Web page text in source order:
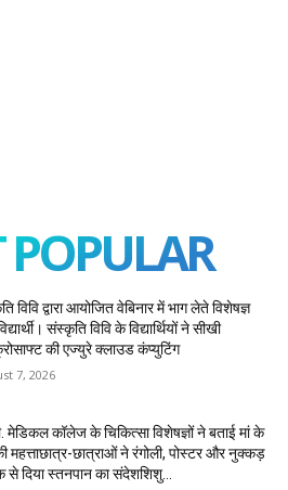
विवि द्वारा आयोजित वेबिनार में भाग लेते विशेषज्ञ
संस्कृति विवि के विद्यार्थियों ने सीखी
की एज्युरे क्लाउड कंप्युटिंग
7, 2026
मेडिकल कॉलेज के चिकित्सा विशेषज्ञों ने बताई मां के
महत्ताछात्र-छात्राओं ने रंगोली, पोस्टर और नुक्कड़
से दिया स्तनपान का संदेशशिशु...